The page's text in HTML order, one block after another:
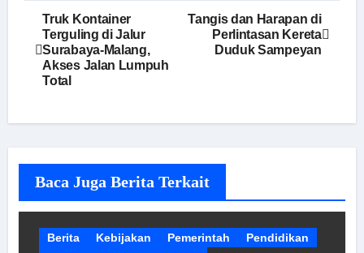
Navigasi
pos
Truk Kontainer
Terguling di Jalur
Surabaya-Malang,
Akses Jalan Lumpuh
Total
Tangis dan Harapan di
Perlintasan Kereta
Duduk Sampeyan
Baca Juga Berita Terkait
Berita Kebijakan Pemerintah
Pendidikan